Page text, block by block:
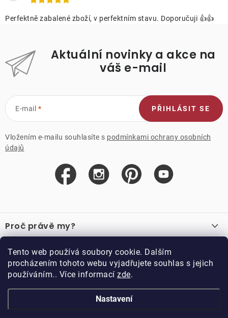
Tento web používá soubory cookie. Dalším
procházením tohoto webu vyjadřujete souhlas s jejich
používáním.. Více informací zde.
Nastavení
Perfektně zabalené zboží, v perfektním stavu. Doporučuji 👍👍
Aktuální novinky a akce na
váš e-mail
E-mail
Vložením e-mailu souhlasíte s podmínkami ochrany osobních
údajů
PŘIHLÁSIT SE
á
p
a
Proč právě my?
Recenze
Důležité odkazy
Velkoobchod
Vzorková prodejna
Kariéra
O nákupu
Obchodní podmínky